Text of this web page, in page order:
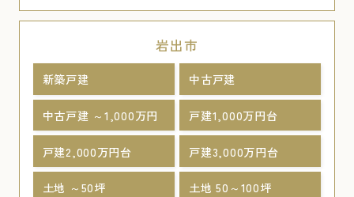
岩出市
新築戸建 中古戸建
中古戸建 ～1,000万円 戸建1,000万円台
戸建2,000万円台 戸建3,000万円台
土地 ～50坪 土地 50～100坪